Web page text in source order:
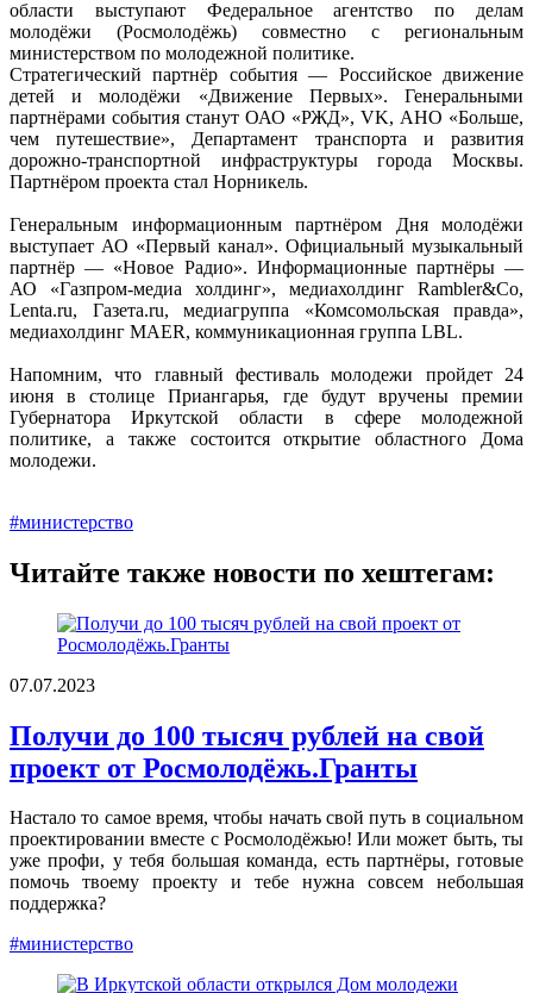
области выступают Федеральное агентство по делам
молодёжи (Росмолодёжь) совместно с региональным
министерством по молодежной политике.
Стратегический партнёр события — Российское движение
детей и молодёжи «Движение Первых». Генеральными
партнёрами события станут ОАО «РЖД», VK, АНО «Больше,
чем путешествие», Департамент транспорта и развития
дорожно-транспортной инфраструктуры города Москвы.
Партнёром проекта стал Норникель.
Генеральным информационным партнёром Дня молодёжи
выступает АО «Первый канал». Официальный музыкальный
партнёр — «Новое Радио». Информационные партнёры —
АО «Газпром-медиа холдинг», медиахолдинг Rambler&Co,
Lenta.ru, Газета.ru, медиагруппа «Комсомольская правда»,
медиахолдинг MAER, коммуникационная группа LBL.
Напомним, что главный фестиваль молодежи пройдет 24
июня в столице Приангарья, где будут вручены премии
Губернатора Иркутской области в сфере молодежной
политике, а также состоится открытие областного Дома
молодежи.
#министерство
Читайте также новости по хештегам:
07.07.2023
Получи до 100 тысяч рублей на свой
проект от Росмолодёжь.Гранты
Настало то самое время, чтобы начать свой путь в социальном
проектировании вместе с Росмолодёжью! Или может быть, ты
уже профи, у тебя большая команда, есть партнёры, готовые
помочь твоему проекту и тебе нужна совсем небольшая
поддержка?
#министерство